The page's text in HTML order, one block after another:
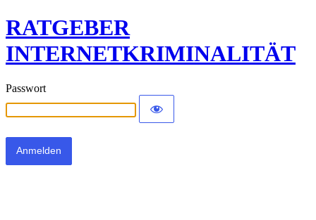
RATGEBER
INTERNETKRIMINALITÄT
Passwort